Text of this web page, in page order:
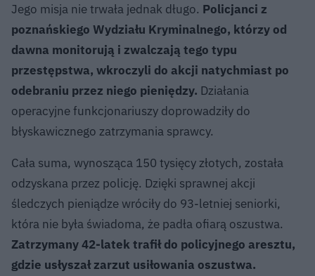
Jego misja nie trwała jednak długo. Policjanci z
poznańskiego Wydziału Kryminalnego, którzy od
dawna monitorują i zwalczają tego typu
przestępstwa, wkroczyli do akcji natychmiast po
odebraniu przez niego pieniędzy. Działania
operacyjne funkcjonariuszy doprowadziły do
błyskawicznego zatrzymania sprawcy.
Cała suma, wynosząca 150 tysięcy złotych, została
odzyskana przez policję. Dzięki sprawnej akcji
śledczych pieniądze wróciły do 93-letniej seniorki,
która nie była świadoma, że padła ofiarą oszustwa.
Zatrzymany 42-latek trafił do policyjnego aresztu,
gdzie usłyszał zarzut usiłowania oszustwa.